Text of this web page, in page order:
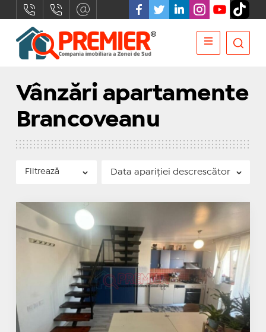
Vânzări apartamente
Brancoveanu
Filtrează